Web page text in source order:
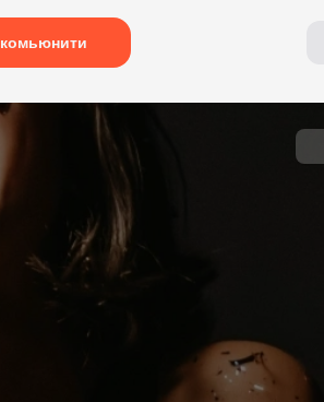
комьюнити